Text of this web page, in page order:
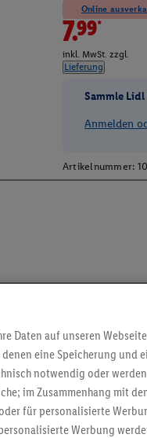
Online
7.99*
inkl. MwSt. zzgl.
Lieferung
Sammle
Anmelden
Artikelnummer:
Versand
Jetzt zum Newsletter
Gutschein sichern!
Daten auf unseren
eine Speicherung und
notwendig oder
im Zusammenhang mit
für personalisierte
Werbung